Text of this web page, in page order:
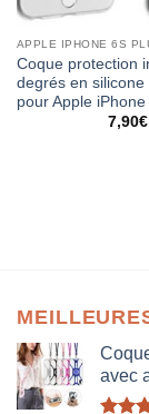
APPLE IPHONE 6S
Coque protection
degrés en silicone
pour Apple
7,90€
avec